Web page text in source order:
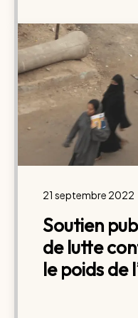
21 septembre 2022
Soutien
de lutte
le poids de